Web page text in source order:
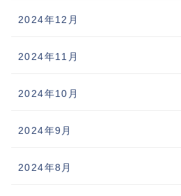
2024年12月
2024年11月
2024年10月
2024年9月
2024年8月